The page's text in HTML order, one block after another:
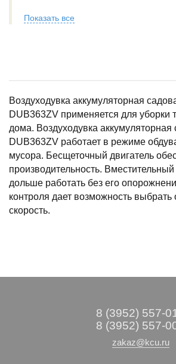
Показать все
Воздуходувка аккумуляторная
DUB363ZV применяется для уборки
дома. Воздуходувка аккумуляторная
DUB363ZV работает в режиме
мусора. Бесщеточный двигатель
производительность.
дольше работать без его
контроля дает возможность
скорость.
8 (3952) 557-
8 (3952) 557-
zakaz@kcu.ru